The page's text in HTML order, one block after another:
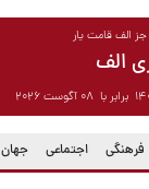
الف قامت یار
الف
فرهنگی اجتماعی جهان